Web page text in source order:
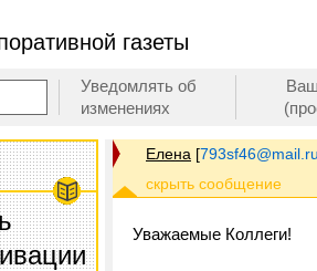
газеты
Уведомлять об
изменениях
Елена [
Уважаемые Коллеги!